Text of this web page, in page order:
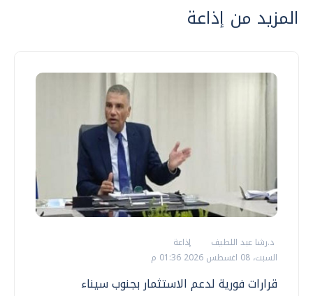
المزيد من إذاعة
د.رشا عبد اللطيف
إذاعة
السبت، 08 اغسطس 2026 01:36 م
قرارات فورية لدعم الاستثمار بجنوب سيناء